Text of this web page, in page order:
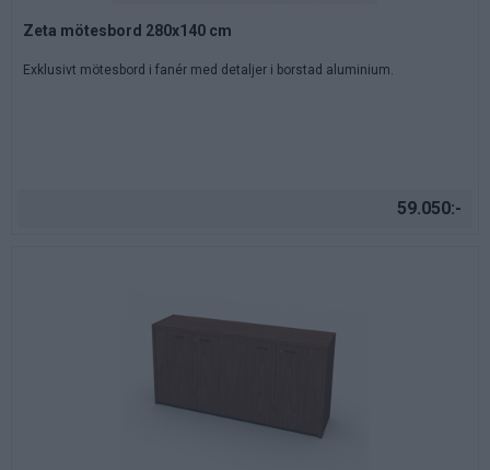
Zeta mötesbord 280x140 cm
Exklusivt mötesbord i fanér med detaljer i borstad aluminium.
59.050:-